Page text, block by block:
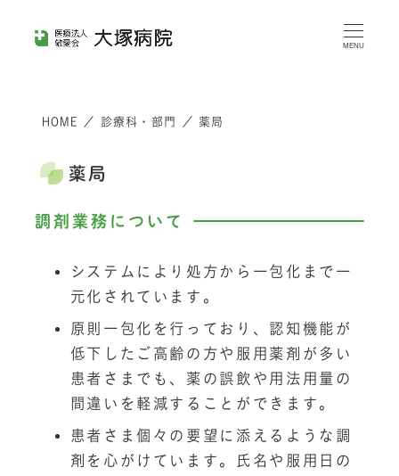
MENU
HOME ／ 診療科・部門 ／ 薬局
薬局
調剤業務について
システムにより処方から一包化まで一
元化されています。
原則一包化を行っており、認知機能が
低下したご高齢の方や服用薬剤が多い
患者さまでも、薬の誤飲や用法用量の
間違いを軽減することができます。
患者さま個々の要望に添えるような調
剤を心がけています。氏名や服用日の